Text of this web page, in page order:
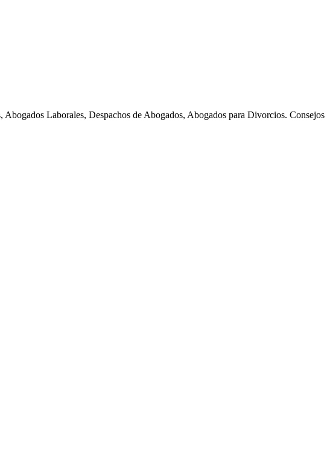
Laborales, Despachos de Abogados, Abogados para Divorcios.